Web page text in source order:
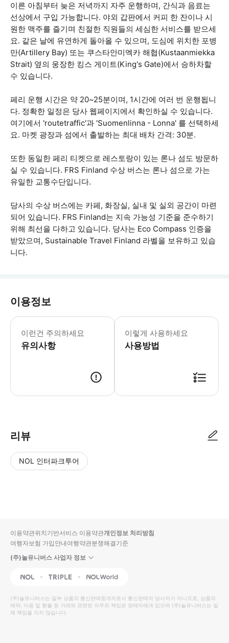
이른 아침부터 늦은 저녁까지 자주 운행하며, 간식과 음료는
선상에서 구입 가능합니다. 야외 갑판에서 커피 한 잔이나 시
원한 맥주를 즐기며 친절한 직원들의 세심한 서비스를 받으세
요. 같은 날에 유연하게 돌아올 수 있으며, 도심에 위치한 포병
만(Artillery Bay) 또는 쿠스타안미엑카 해협(Kustaanmiekka
Strait) 옆의 웅장한 킹스 게이트(King's Gate)에서 승하차할
수 있습니다.
페리 운행 시간은 약 20~25분이며, 1시간에 여러 번 운행됩니
다. 정확한 일정은 당사 웹페이지에서 확인하실 수 있습니다.
여기에서 'routetraffic'과 'Suomenlinna - Lonna' 를 선택하세
요. 마켓 광장과 섬에서 출발하는 최대 배차 간격: 30분.
또한 동일한 페리 티켓으로 레스토랑이 있는 론나 섬도 방문하
실 수 있습니다. FRS Finland 수상 버스는 론나 섬으로 가는
유일한 교통수단입니다.
당사의 수상 버스에는 카페, 화장실, 실내 및 실외 공간이 마련
되어 있습니다. FRS Finland는 지속 가능성 기준을 준수하기
위해 최선을 다하고 있습니다. 당사는 Eco Compass 인증을
받았으며, Sustainable Travel Finland 라벨을 보유하고 있습
니다.
이용정보
이런건 주의하세요
유의사항
* 소요시간 : 30분 (옵션에 따라 소요
이렇게 사용하세요
사용방법
리뷰
NOL 인터파크투어
입니
다.
높
은
순
동
영
상
순
상
이용약관위치기반서비스 이용약관개인정보 처리방침
여행자보험 가입안내여행약관분쟁해결기준
(주)놀유니버스 사업자 정보
NOL Triple Interpark Global
(주)놀유니버스는 일부 상품의 통신판매중개자로서 통신판매의 당사자가 아니므로, 상품의
예약, 이용 및 환불 등 거래와 관련된 의무와 책임은 판매자에게 있으며 (주)놀유니버스는 일
체 책임을 지지 않습니다.